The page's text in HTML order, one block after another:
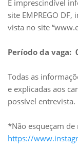
É imprescindível
site EMPREGO
vista no site
Período da vaga:
Todas as
e explicadas aos
possível entrevista.
*Não esqueçam de
https://